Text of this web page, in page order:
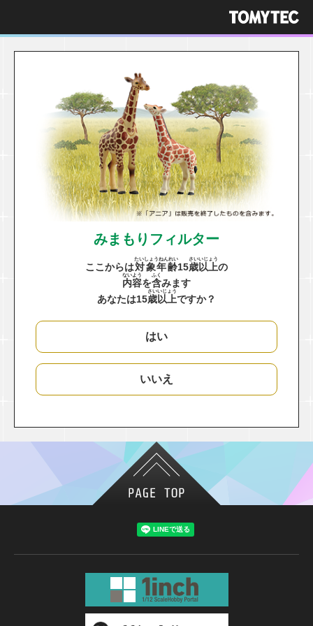
みまもりフィルター
ここからは対象年齢
たいしょうねんれい
15歳
さい
以上
いじょう
の
内容
ないよう
を含
ふく
みます
あなたは15歳
さい
以上
いじょう
ですか？
はい
いいえ